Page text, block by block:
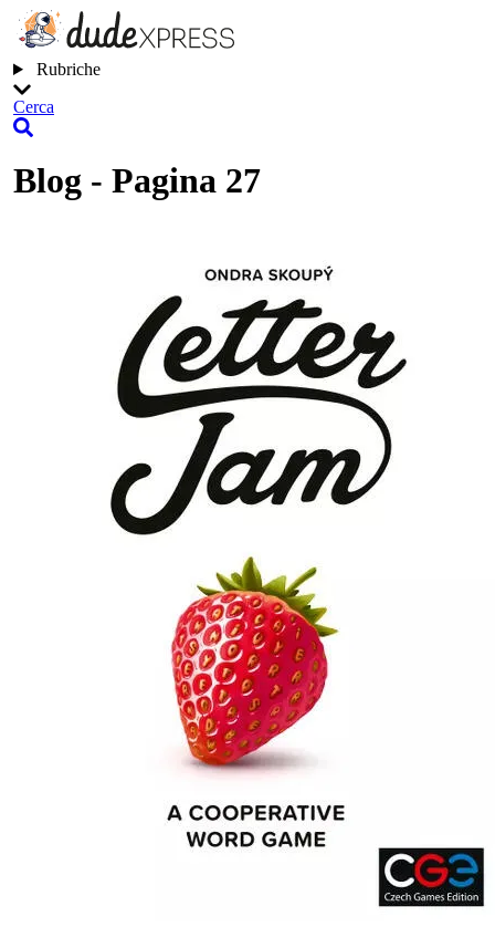
Rubriche
Cerca
Blog - Pagina 27